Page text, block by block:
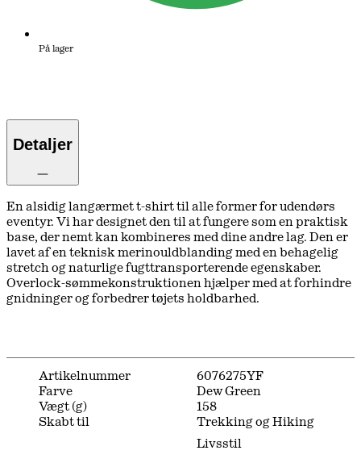
På lager
Detaljer
En alsidig langærmet t-shirt til alle former for udendørs
eventyr. Vi har designet den til at fungere som en praktisk
base, der nemt kan kombineres med dine andre lag. Den er
lavet af en teknisk merinouldblanding med en behagelig
stretch og naturlige fugttransporterende egenskaber.
Overlock-sømmekonstruktionen hjælper med at forhindre
gnidninger og forbedrer tøjets holdbarhed.
Artikelnummer
6076275YF
Farve
Dew Green
Vægt (g)
158
Skabt til
Trekking og Hiking
Livsstil